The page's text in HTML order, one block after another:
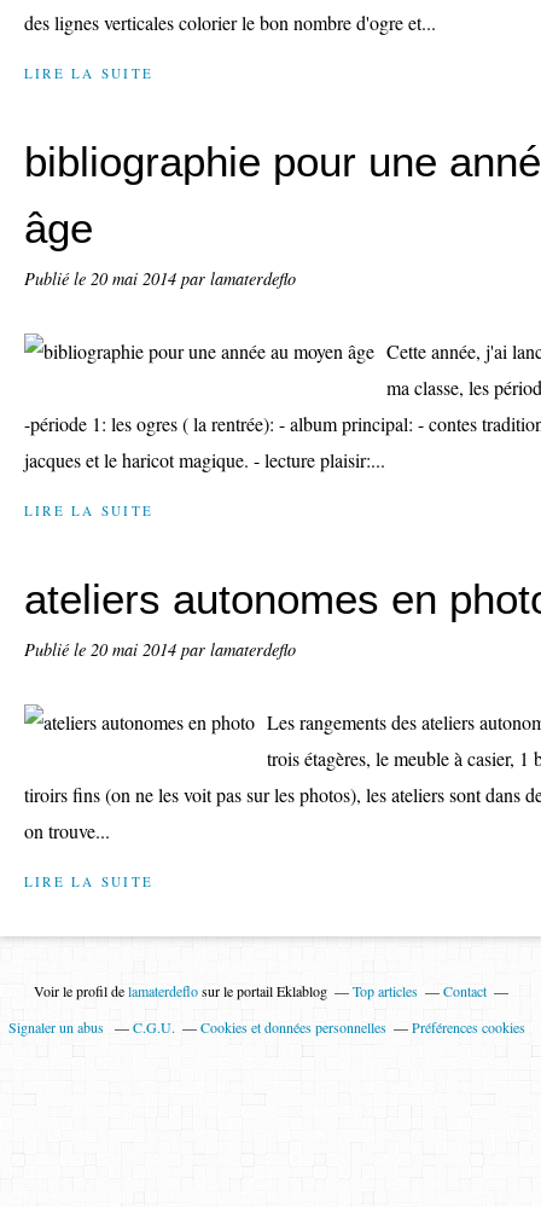
des lignes verticales colorier le bon nombre d'ogre et...
LIRE LA SUITE
bibliographie pour une
âge
Publié le 20 mai 2014 par lamaterdeflo
Cette année, j'ai
ma classe, les
-période 1: les ogres ( la rentrée): - album principal: - contes
jacques et le haricot magique. - lecture plaisir:...
LIRE LA SUITE
ateliers autonomes en
Publié le 20 mai 2014 par lamaterdeflo
Les rangements des ateliers
trois étagères, le meuble à casier,
tiroirs fins (on ne les voit pas sur les photos), les ateliers sont dans
on trouve...
LIRE LA SUITE
Voir le profil delamaterdeflosur le portail Eklablog Top articles
Contact
Signaler un abus
C.G.U. Cookies et données personnelles Préférences cookies